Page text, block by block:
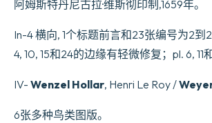
阿姆斯特丹尼古拉·维斯彻印制,1659年。
In-4 横向, 1个标题前言和23张编号为2到
4, 10, 15和24的边缘有轻微修复；pl. 6, 11
IV- Wenzel Hollar, Henri Le Roy /
6张多种鸟类图版。